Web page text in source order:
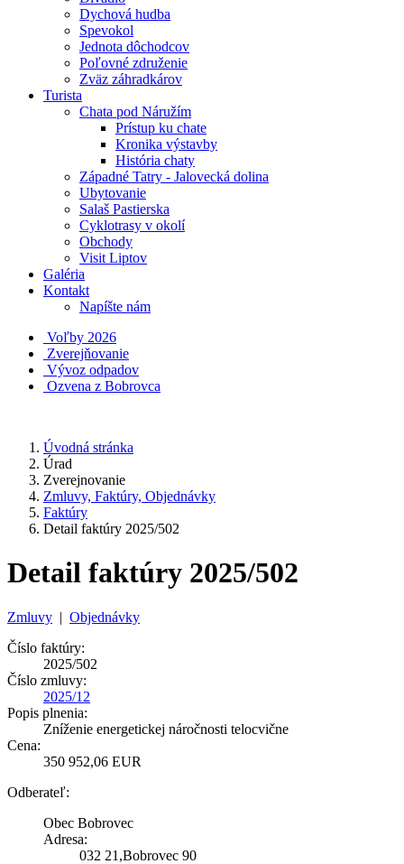
Dychová hudba
Spevokol
Jednota dôchodcov
Poľovné združenie
Zväz záhradkárov
Turista
Chata pod Náružím
Prístup ku chate
Kronika výstavby
História chaty
Západné Tatry - Jalovecká dolina
Ubytovanie
Salaš Pastierska
Cyklotrasy v okolí
Obchody
Visit Liptov
Galéria
Kontakt
Napíšte nám
Voľby 2026
Zverejňovanie
Vývoz odpadov
Ozvena z Bobrovca
Úvodná stránka
Úrad
Zverejnovanie
Zmluvy, Faktúry, Objednávky
Faktúry
Detail faktúry 2025/502
Detail faktúry 2025/502
Zmluvy | Objednávky
Číslo faktúry:
2025/502
Číslo zmluvy:
2025/12
Popis plnenia:
Zníženie energetickej náročnosti telocvične
Cena:
350 952,06 EUR
Odberateľ:
Obec Bobrovec
Adresa:
032 21,Bobrovec 90